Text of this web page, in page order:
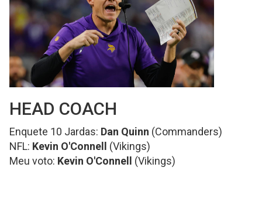
HEAD COACH
Enquete 10 Jardas: Dan Quinn (Commanders)
NFL: Kevin O'Connell (Vikings)
Meu voto: Kevin O'Connell (Vikings)